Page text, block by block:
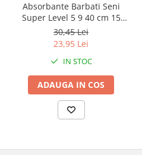
Absorbante Barbati Seni
Super Level 5 9 40 cm 15
Bucati
30,45 Lei
23,95 Lei
IN STOC
ADAUGA IN COS